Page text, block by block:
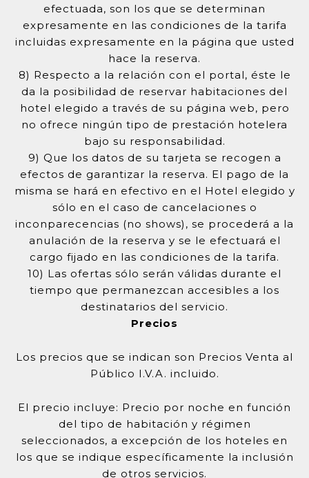
efectuada, son los que se determinan
expresamente en las condiciones de la tarifa
incluidas expresamente en la página que usted
hace la reserva.
8) Respecto a la relación con el portal, éste le
da la posibilidad de reservar habitaciones del
hotel elegido a través de su página web, pero
no ofrece ningún tipo de prestación hotelera
bajo su responsabilidad.
9) Que los datos de su tarjeta se recogen a
efectos de garantizar la reserva. El pago de la
misma se hará en efectivo en el Hotel elegido y
sólo en el caso de cancelaciones o
inconparecencias (no shows), se procederá a la
anulación de la reserva y se le efectuará el
cargo fijado en las condiciones de la tarifa.
10) Las ofertas sólo serán válidas durante el
tiempo que permanezcan accesibles a los
destinatarios del servicio.
Precios
Los precios que se indican son Precios Venta al
Público I.V.A. incluido.
El precio incluye: Precio por noche en función
del tipo de habitación y régimen
seleccionados, a excepción de los hoteles en
los que se indique específicamente la inclusión
de otros servicios.